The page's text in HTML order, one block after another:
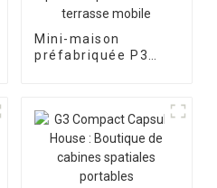
Mini-maison
préfabriquée P3